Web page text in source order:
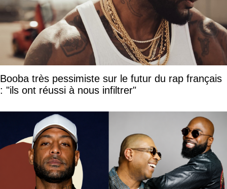
Booba très pessimiste sur le futur du rap français
: "ils ont réussi à nous infiltrer"